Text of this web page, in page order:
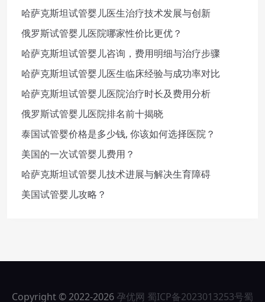
哈萨克斯坦试管婴儿医生治疗技术发展与创新
俄罗斯试管婴儿医院哪家性价比更优？
哈萨克斯坦试管婴儿咨询，费用明细与治疗步骤
哈萨克斯坦试管婴儿医生临床经验与成功率对比
哈萨克斯坦试管婴儿医院治疗时长及费用分析
俄罗斯试管婴儿医院排名前十揭晓
泰国试管婴价格是多少钱, 你该如何选择医院？
美国的一次试管婴儿费用？
哈萨克斯坦试管婴儿技术进展与解决生育障碍
美国试管婴儿攻略？
Copyright © 2022-2026 孕优网 蜀ICP备2023013253号蜀